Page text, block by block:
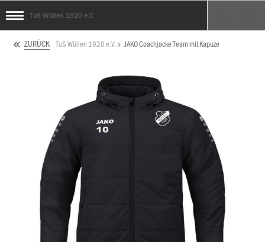
TuS Wüllen 1920 e.V.
ZURÜCK TuS Wüllen 1920 e.V. JAKO Coachjacke Team mit Kapuze